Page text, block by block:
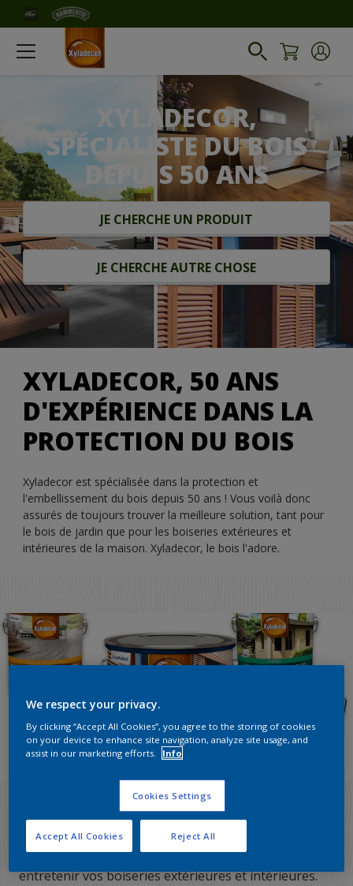
XYLADECOR,
SPÉCIALISTE DU BOIS
DEPUIS 50 ANS
JE CHERCHE UN PRODUIT
JE CHERCHE AUTRE CHOSE
XYLADECOR, 50 ANS
D'EXPÉRIENCE DANS LA
PROTECTION DU BOIS
Xyladecor est spécialisée dans la protection et
l'embellissement du bois depuis 50 ans ! Vous voilà donc
assurés de toujours trouver la meilleure solution, tant pour
le bois de jardin que pour les boiseries extérieures et
intérieures de la maison. Xyladecor, le bois l'adore.
Tous les produits Xyladecor
Découvrez tous nos produits pour protéger et
entretenir vos boiseries extérieures et intérieures.
We respect your privacy.
By clicking “Accept All Cookies”, you agree to the storing of cookies
on your device to enhance site navigation, analyze site usage, and
assist in our marketing efforts.
Info
Cookies Settings
Reject All
Accept All Cookies